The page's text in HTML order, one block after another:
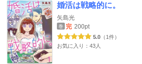
婚活は戦略的に。
矢島光
巻 完 200pt
5.0 （1件）
お気に入り：43人